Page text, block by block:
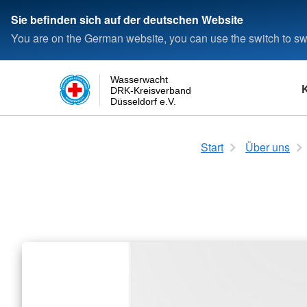
Sie befinden sich auf der deutschen Website
You are on the German website, you can use the switch to
Düsseldorf e.V.
DRK-Kreisverband
Wasserwacht
Rettungsfähigkeit
Die Wasserwacht
Start Über uns